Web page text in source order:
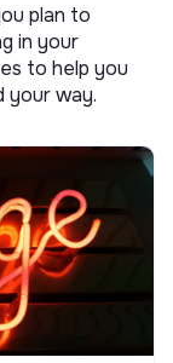
plan to
in your
to help you
your way.